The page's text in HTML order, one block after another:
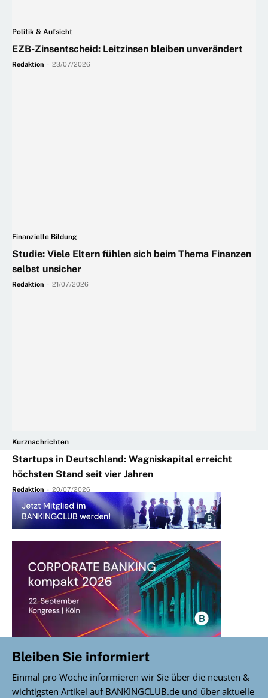
Politik & Aufsicht
EZB-Zinsentscheid: Leitzinsen bleiben unverändert
Redaktion 23/07/2026
Finanzielle Bildung
Studie: Viele Eltern fühlen sich beim Thema Finanzen
selbst unsicher
Redaktion 21/07/2026
Kurznachrichten
Startups in Deutschland: Wagniskapital erreicht
höchsten Stand seit vier Jahren
Redaktion - 20/07/2026
Bleiben Sie informiert
Einmal pro Woche informieren wir Sie über die neusten &
wichtigsten Artikel auf BANKINGCLUB.de und über aktuelle